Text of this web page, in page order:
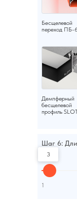
Бесщелевой
переход ПБ-
Демпферный
бесщелевой
профиль
Шаг 6:
3
1